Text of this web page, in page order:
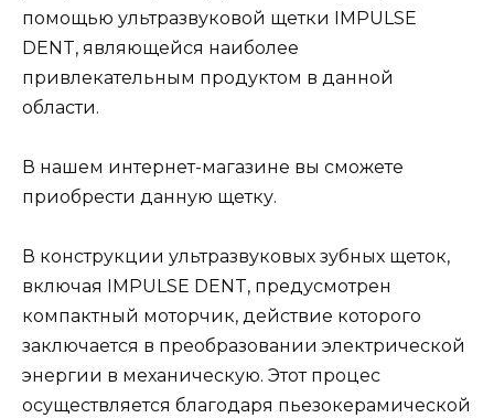
помощью ультразвуковой щетки IMPULSE
DENT, являющейся наиболее
привлекательным продуктом в данной
области.
В нашем интернет-магазине вы сможете
приобрести данную щетку.
В конструкции ультразвуковых зубных щеток,
включая IMPULSE DENT, предусмотрен
компактный моторчик, действие которого
заключается в преобразовании электрической
энергии в механическую. Этот процес
осуществляется благодаря пьезокерамической